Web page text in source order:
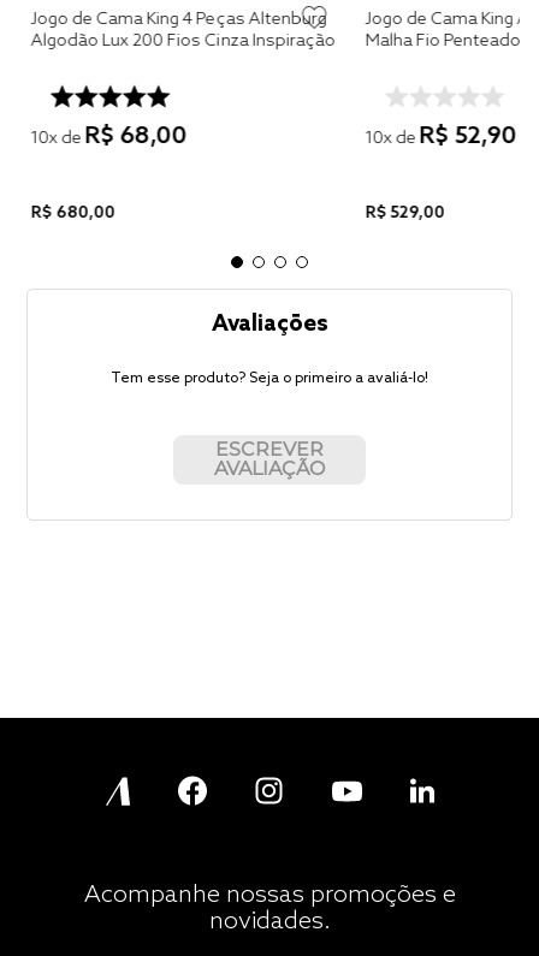
Jogo de Cama King 4 Peças Altenburg
Algodão Lux 200 Fios Cinza Inspiração
10x de R$ 68,00
R$ 680,00
Jogo de Cama King
Malha Fio Penteado
10x de R$ 52,90
R$529,00
Avaliações
Tem esse produto? Seja o primeiro a avaliá-lo!
ESCREVER
AVALIAÇÃO
Acompanhe nossas promoções e
novidades.